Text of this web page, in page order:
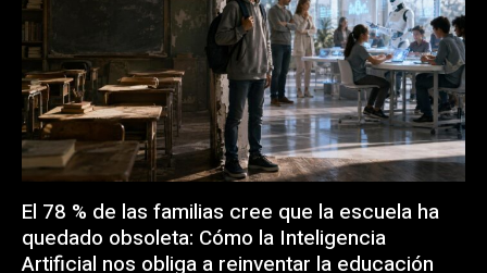
El 78 % de las familias cree que la escuela ha
quedado obsoleta: Cómo la Inteligencia
Artificial nos obliga a reinventar la educación